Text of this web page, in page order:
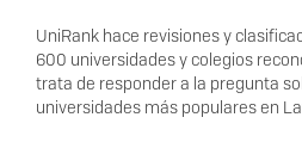
UniRank hace revisiones y
600 universidades y colegios
trata de responder a la pregunta
universidades más populares en